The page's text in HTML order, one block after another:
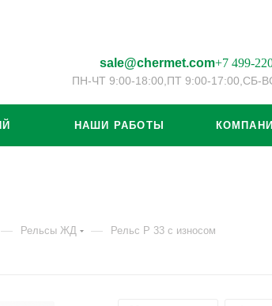
sale@chermet.com+7 499-
ПН-ЧТ 9:00-18:00, ПТ 9:00-17:00, СБ-
НАШИ РАБОТЫ
— Рельсы ЖД — Рельс Р 33 с износом